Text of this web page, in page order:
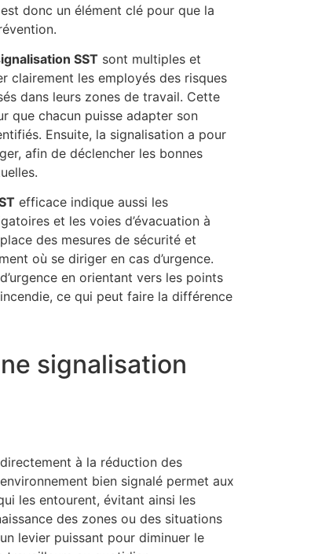
donc un élément clé pour que la
SST sont multiples et
clairement les employés des risques
dans leurs zones de travail. Cette
que chacun puisse adapter son
Ensuite, la signalisation a pour
afin de déclencher les bonnes
efficace indique aussi les
et les voies d’évacuation à
des mesures de sécurité et
où se diriger en cas d’urgence.
en orientant vers les points
ce qui peut faire la différence
signalisation
à la réduction des
bien signalé permet aux
les entourent, évitant ainsi les
des zones ou des situations
levier puissant pour diminuer le